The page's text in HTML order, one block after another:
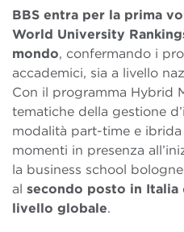
BBS entra per la prima
World University
mondo, confermando i
accademici, sia a livello
Con il programma Hybrid
tematiche della gestione
modalità part-time e
momenti in presenza
la business school
al secondo posto in Italia
livello globale.